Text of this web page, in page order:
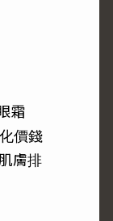
霜
價錢
膚排